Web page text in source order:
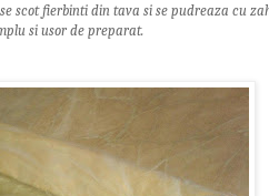
scot fierbinti din tava si se pudreaza cu
si usor de preparat.